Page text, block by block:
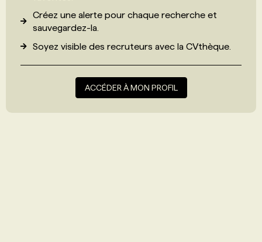
Créez une alerte pour chaque recherche et
sauvegardez-la.
Soyez visible des recruteurs avec la CVthèque
ACCÉDER À MON PROFIL